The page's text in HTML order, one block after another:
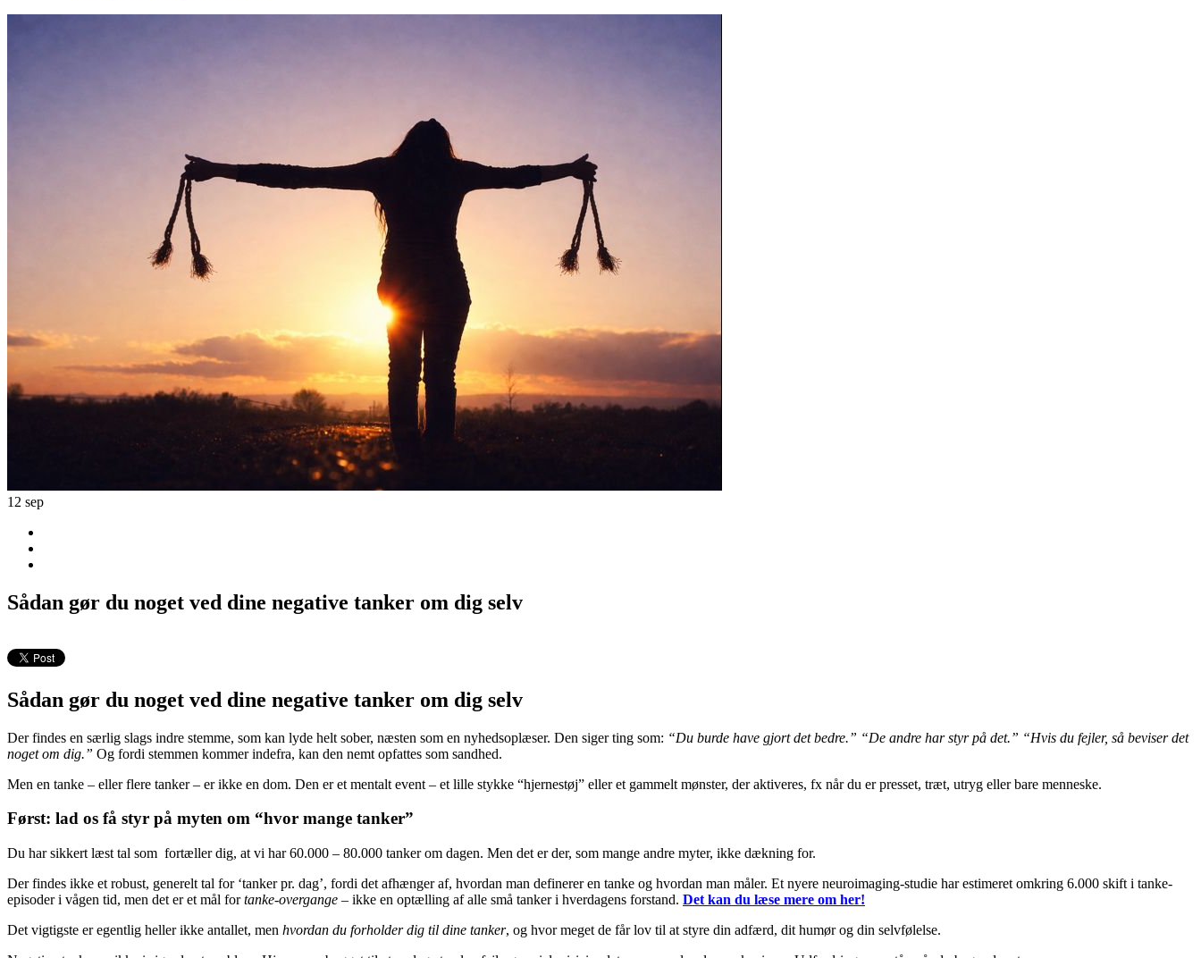
12 sep
Sådan gør du noget ved dine negative tanker om dig selv
Sådan gør du noget ved dine negative tanker om dig selv
Der findes en særlig slags indre stemme, som kan lyde helt sober, næsten som en nyhedsoplæser. Den siger ting som: “Du burde have gjort det bedre.” “De andre har styr på det.” “Hvis du fejler, så beviser det
noget om dig.” Og fordi stemmen kommer indefra, kan den nemt opfattes som sandhed.
Men en tanke – eller flere tanker – er ikke en dom. Den er et mentalt event – et lille stykke “hjernestøj” eller et gammelt mønster, der aktiveres, fx når du er presset, træt, utryg eller bare menneske.
Først: lad os få styr på myten om “hvor mange tanker”
Du har sikkert læst tal som fortæller dig, at vi har 60.000 – 80.000 tanker om dagen. Men det er der, som mange andre myter, ikke dækning for.
Der findes ikke et robust, generelt tal for ‘tanker pr. dag’, fordi det afhænger af, hvordan man definerer en tanke og hvordan man måler. Et nyere neuroimaging-studie har estimeret omkring 6.000 skift i tanke-
episoder i vågen tid, men det er et mål fortanke-overgange – ikke en optælling af alle små tanker i hverdagens forstand. Det kan du læse mere om her!
Det vigtigste er egentlig heller ikke antallet, men hvordan du forholder dig til dine tanker, og hvor meget de får lov til at styre din adfærd, dit humør og din selvfølelse.